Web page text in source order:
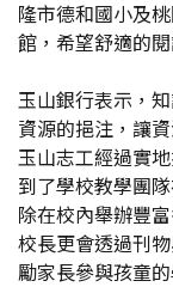
隆市德和國小及
館，希望舒適的
玉山銀行表示，
資源的挹注，讓
玉山志工經過實
到了學校教學團
除在校內舉辦豐
校長更會透過刊
勵家長參與孩童